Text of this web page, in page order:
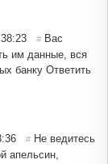
# Вас
им данные, вся
банку Ответить
# Не ведитесь
апельсин,